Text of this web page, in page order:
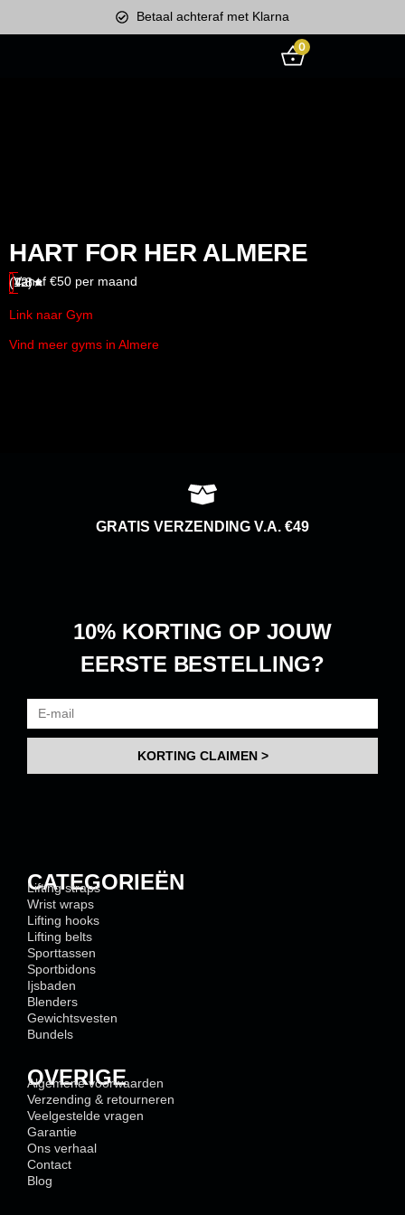
Betaal achteraf met Klarna
0
HART FOR HER ALMERE
4.8★
(12)
Vanaf €50 per maand
Link naar Gym
Vind meer gyms in Almere
GRATIS VERZENDING V.A. €49
10% KORTING OP JOUW
EERSTE BESTELLING?
KORTING CLAIMEN >
CATEGORIEËN
Lifting straps
Wrist wraps
Lifting hooks
Lifting belts
Sporttassen
Sportbidons
Ijsbaden
Blenders
Gewichtsvesten
Bundels
OVERIGE
Algemene voorwaarden
Verzending & retourneren
Veelgestelde vragen
Garantie
Ons verhaal
Contact
Blog